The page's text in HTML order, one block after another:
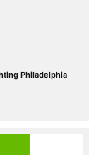
Philadelphia